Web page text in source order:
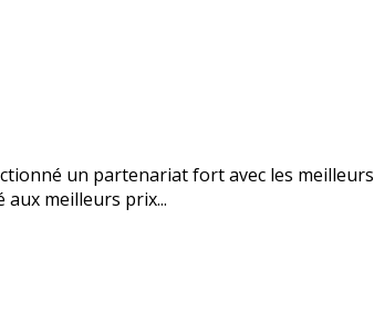
un partenariat fort avec les meilleurs
meilleurs prix...